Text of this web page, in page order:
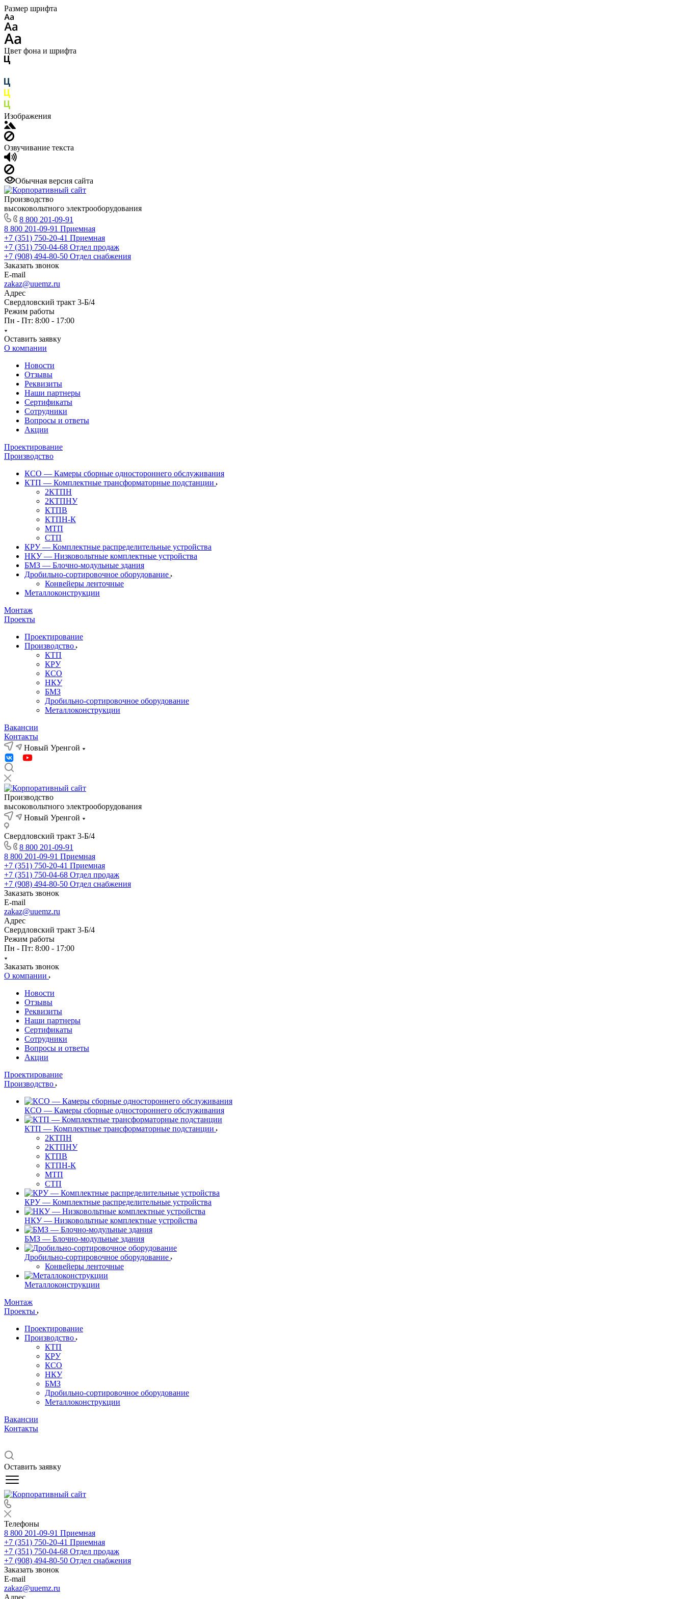
Размер шрифта
Цвет фона и шрифта
Изображения
Озвучивание текста
Обычная версия сайта
Производство
высоковольтного электрооборудования
8 800 201-09-91
8 800 201-09-91 Приемная
+7 (351) 750-20-41 Приемная
+7 (351) 750-04-68 Отдел продаж
+7 (908) 494-80-50 Отдел снабжения
Заказать звонок
E-mail
zakaz@uuemz.ru
Адрес
Свердловский тракт 3-Б/4
Режим работы
Пн - Пт: 8:00 - 17:00
Оставить заявку
О компании
Новости
Отзывы
Реквизиты
Наши партнеры
Сертификаты
Сотрудники
Вопросы и ответы
Акции
Проектирование
Производство
КСО — Камеры сборные одностороннего обслуживания
КТП — Комплектные трансформаторные подстанции
2КТПН
2КТПНУ
КТПВ
КТПН-К
МТП
СТП
КРУ — Комплектные распределительные устройства
НКУ — Низковольтные комплектные устройства
БМЗ — Блочно-модульные здания
Дробильно-сортировочное оборудование
Конвейеры ленточные
Металлоконструкции
Монтаж
Проекты
Проектирование
Производство
КТП
КРУ
КСО
НКУ
БМЗ
Дробильно-сортировочное оборудование
Металлоконструкции
Вакансии
Контакты
Новый Уренгой
Производство
высоковольтного электрооборудования
Новый Уренгой
Свердловский тракт 3-Б/4
8 800 201-09-91
8 800 201-09-91 Приемная
+7 (351) 750-20-41 Приемная
+7 (351) 750-04-68 Отдел продаж
+7 (908) 494-80-50 Отдел снабжения
Заказать звонок
E-mail
zakaz@uuemz.ru
Адрес
Свердловский тракт 3-Б/4
Режим работы
Пн - Пт: 8:00 - 17:00
Заказать звонок
О компании
Новости
Отзывы
Реквизиты
Наши партнеры
Сертификаты
Сотрудники
Вопросы и ответы
Акции
Проектирование
Производство
КСО — Камеры сборные одностороннего обслуживания
КТП — Комплектные трансформаторные подстанции
2КТПН
2КТПНУ
КТПВ
КТПН-К
МТП
СТП
КРУ — Комплектные распределительные устройства
НКУ — Низковольтные комплектные устройства
БМЗ — Блочно-модульные здания
Дробильно-сортировочное оборудование
Конвейеры ленточные
Металлоконструкции
Монтаж
Проекты
Проектирование
Производство
КТП
КРУ
КСО
НКУ
БМЗ
Дробильно-сортировочное оборудование
Металлоконструкции
Вакансии
Контакты
Оставить заявку
Телефоны
8 800 201-09-91 Приемная
+7 (351) 750-20-41 Приемная
+7 (351) 750-04-68 Отдел продаж
+7 (908) 494-80-50 Отдел снабжения
Заказать звонок
E-mail
zakaz@uuemz.ru
Адрес